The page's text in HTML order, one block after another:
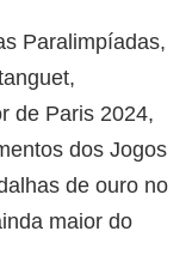
Paralimpíadas,
de Paris 2024,
dos Jogos
de ouro no
maior do